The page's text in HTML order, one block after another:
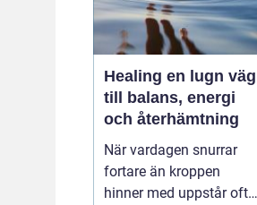
Healing en lugn väg
till balans, energi
och återhämtning
När vardagen snurrar
fortare än kroppen
hinner med uppstår ofta